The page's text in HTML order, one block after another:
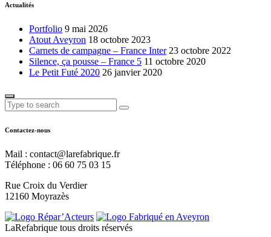
Actualités
Portfolio 9 mai 2026
Atout Aveyron 18 octobre 2023
Carnets de campagne – France Inter 23 octobre 2022
Silence, ça pousse – France 5 11 octobre 2020
Le Petit Futé 2020 26 janvier 2020
Contactez-nous
Mail : contact@larefabrique.fr
Téléphone : 06 60 75 03 15
Rue Croix du Verdier
12160 Moyrazès
LaRefabrique tous droits réservés